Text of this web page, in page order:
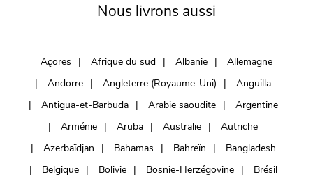
Nous livrons aussi
Açores Afrique du sud Albanie
Allemagne
Andorre
Angleterre (Royaume-Uni)
Anguilla
Antigua-et-Barbuda
Arabie saoudite
Argentine
Arménie
Aruba Australie
Autriche
Azerbaïdjan
Bahamas Bahreïn
Bangladesh
Belgique
Bolivie Bosnie-Herzégovine
Brésil